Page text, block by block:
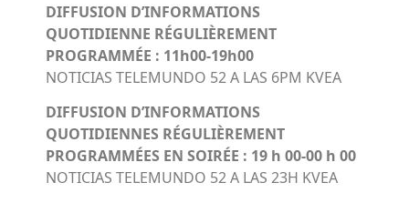
DIFFUSION D’INFORMATIONS
QUOTIDIENNE RÉGULIÈREMENT
PROGRAMMÉE : 11h00-19h00
NOTICIAS TELEMUNDO 52 A LAS 6PM KVEA
DIFFUSION D’INFORMATIONS
QUOTIDIENNES RÉGULIÈREMENT
PROGRAMMÉES EN SOIRÉE : 19 h 00-00 h 00
NOTICIAS TELEMUNDO 52 A LAS 23H KVEA